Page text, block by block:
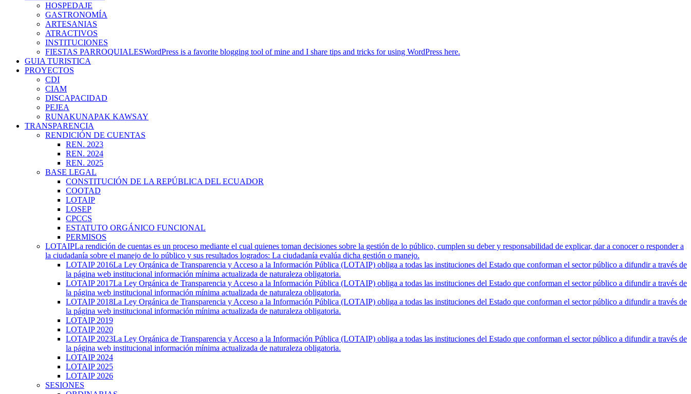
HOSPEDAJE
GASTRONOMÍA
ARTESANIAS
ATRACTIVOS
INSTITUCIONES
FIESTAS PARROQUIALESWordPress is a favorite blogging tool of mine and I share tips and tricks for using WordPress here.
GUIA TURISTICA
PROYECTOS
CDI
CIAM
DISCAPACIDAD
PEJEA
RUNAKUNAPAK KAWSAY
TRANSPARENCIA
RENDICIÓN DE CUENTAS
REN. 2023
REN. 2024
REN. 2025
BASE LEGAL
CONSTITUCIÓN DE LA REPÚBLICA DEL ECUADOR
COOTAD
LOTAIP
LOSEP
CPCCS
ESTATUTO ORGÁNICO FUNCIONAL
PERMISOS
LOTAIPLa rendición de cuentas es un proceso mediante el cual quienes toman decisiones sobre la gestión de lo público, cumplen su deber y responsabilidad de explicar, dar a conocer o responder a
la ciudadanía sobre el manejo de lo público y sus resultados logrados: La ciudadanía evalúa dicha gestión o manejo.
LOTAIP 2016La Ley Orgánica de Transparencia y Acceso a la Información Pública (LOTAIP) obliga a todas las instituciones del Estado que conforman el sector público a difundir a través de
la página web institucional información mínima actualizada de naturaleza obligatoria.
LOTAIP 2017La Ley Orgánica de Transparencia y Acceso a la Información Pública (LOTAIP) obliga a todas las instituciones del Estado que conforman el sector público a difundir a través de
la página web institucional información mínima actualizada de naturaleza obligatoria.
LOTAIP 2018La Ley Orgánica de Transparencia y Acceso a la Información Pública (LOTAIP) obliga a todas las instituciones del Estado que conforman el sector público a difundir a través de
la página web institucional información mínima actualizada de naturaleza obligatoria.
LOTAIP 2019
LOTAIP 2020
LOTAIP 2023La Ley Orgánica de Transparencia y Acceso a la Información Pública (LOTAIP) obliga a todas las instituciones del Estado que conforman el sector público a difundir a través de
la página web institucional información mínima actualizada de naturaleza obligatoria.
LOTAIP 2024
LOTAIP 2025
LOTAIP 2026
SESIONES